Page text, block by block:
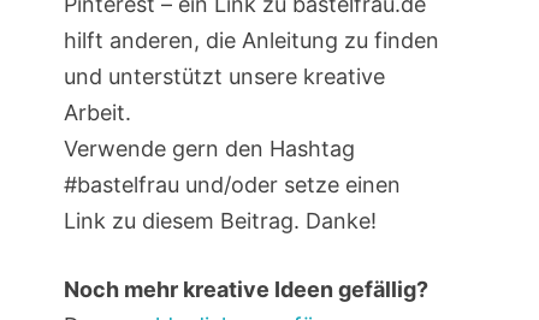
hilft anderen, die Anleitung zu finden
und unterstützt unsere kreative
Arbeit.
Verwende gern den Hashtag
#bastelfrau und/oder setze einen
Link zu diesem Beitrag. Danke!
Noch mehr kreative Ideen gefällig?